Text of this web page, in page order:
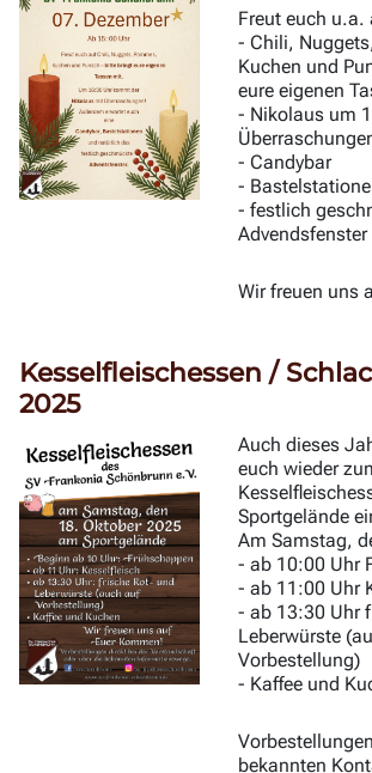
Freut euch u.a.
- Chili,
Kuchen und
eure eigenen
- Nikolaus um
- Candybar
-
- festlich
Advendsfenster
Wir freuen uns
Kesselfleischessen /
2025
Auch dieses
euch wieder
Sportgelände
Am Samstag,
- ab 10:00 Uhr
- ab 11:00 Uhr
- ab 13:30 Uhr
Leberwürste
Vorbestellung)
- Kaffee und
bekannten